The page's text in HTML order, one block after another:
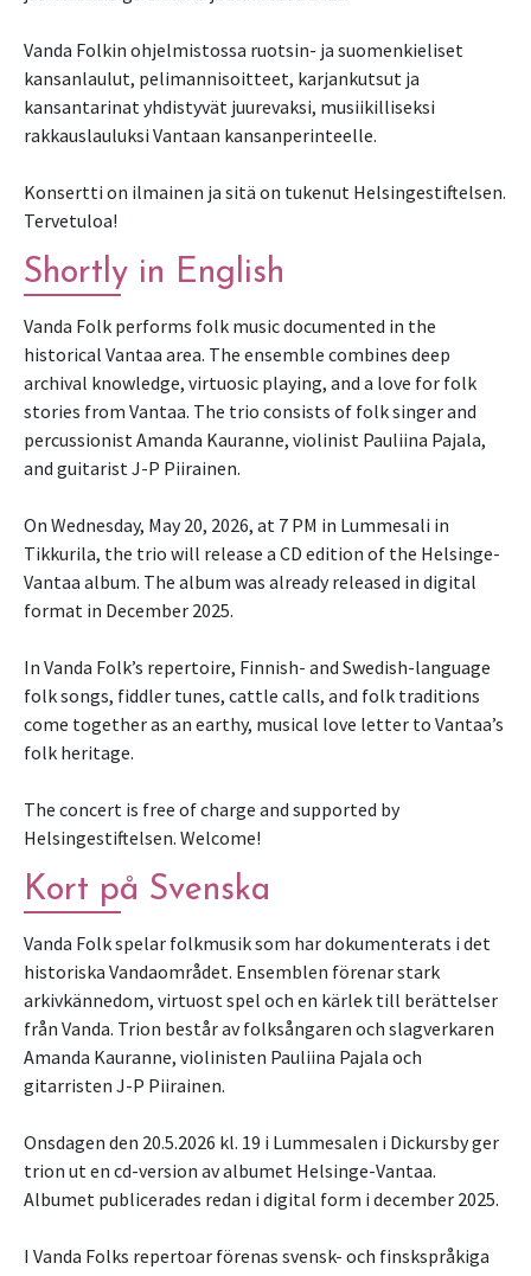
Vanda Folkin ohjelmistossa ruotsin- ja suomenkieliset
kansanlaulut, pelimannisoitteet, karjankutsut ja
kansantarinat yhdistyvät juurevaksi, musiikilliseksi
rakkauslauluksi Vantaan kansanperinteelle.
Konsertti on ilmainen ja sitä on tukenut Helsingestiftelsen.
Tervetuloa!
Shortly in English
Vanda Folk performs folk music documented in the
historical Vantaa area. The ensemble combines deep
archival knowledge, virtuosic playing, and a love for folk
stories from Vantaa. The trio consists of folk singer and
percussionist Amanda Kauranne, violinist Pauliina Pajala,
and guitarist J-P Piirainen.
On Wednesday, May 20, 2026, at 7 PM in Lummesali in
Tikkurila, the trio will release a CD edition of the Helsinge-
Vantaa album. The album was already released in digital
format in December 2025.
In Vanda Folk’s repertoire, Finnish- and Swedish-language
folk songs, fiddler tunes, cattle calls, and folk traditions
come together as an earthy, musical love letter to Vantaa’s
folk heritage.
The concert is free of charge and supported by
Helsingestiftelsen. Welcome!
Kort på Svenska
Vanda Folk spelar folkmusik som har dokumenterats i det
historiska Vandaområdet. Ensemblen förenar stark
arkivkännedom, virtuost spel och en kärlek till berättelser
från Vanda. Trion består av folksångaren och slagverkaren
Amanda Kauranne, violinisten Pauliina Pajala och
gitarristen J-P Piirainen.
Onsdagen den 20.5.2026 kl. 19 i Lummesalen i Dickursby ger
trion ut en cd-version av albumet Helsinge-Vantaa.
Albumet publicerades redan i digital form i december 2025.
I Vanda Folks repertoar förenas svensk- och finskspråkiga